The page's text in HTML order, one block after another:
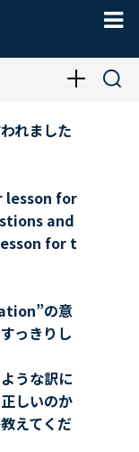
れました
lesson for
and
for t
の意
っきりし
うな訳に
しいのか
えてくだ